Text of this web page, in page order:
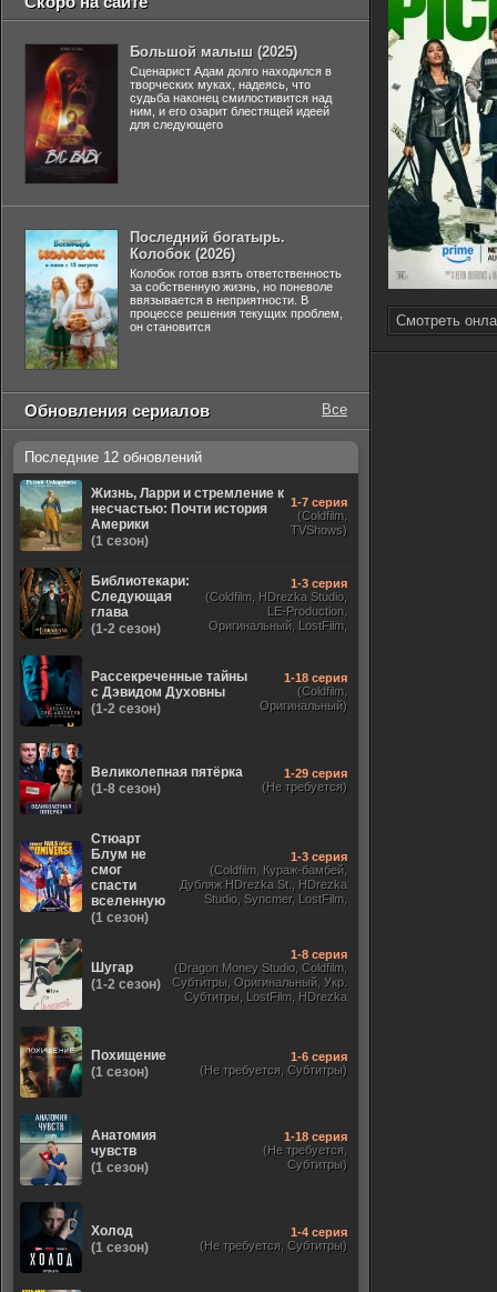
Смотреть
Большой малыш (2025)
Сценарист Адам долго находился в
творческих муках, надеясь, что
судьба наконец смилостивится над
ним, и его озарит блестящей идеей
для следующего
Последний богатырь.
Колобок (2026)
Колобок готов взять ответственность
за собственную жизнь, но поневоле
ввязывается в неприятности. В
процессе решения текущих проблем,
он становится
Обновления сериалов Все
Последние 12 обновлений
Жизнь, Ларри и стремление к
несчастью: Почти история
Америки
(1 сезон)
1-7 серия
(Coldfilm,
TVShows)
Библиотекари:
Следующая
глава
(1-2 сезон)
1-3 серия
(Coldfilm, HDrezka Studio,
LE-Production,
Оригинальный, LostFilm,
Рассекреченные тайны
с Дэвидом Духовны
(1-2 сезон)
1-18 серия
(Coldfilm,
Оригинальный)
Великолепная пятёрка
(1-8 сезон)
1-29 серия
(Не требуется)
Стюарт
Блум не
смог
спасти
вселенную
(1 сезон)
1-3 серия
(Coldfilm, Кураж-бамбей,
Дубляж HDrezka St., HDrezka
Studio, Syncmer, LostFilm,
Шугар
(1-2 сезон)
1-8 серия
(Dragon Money Studio, Coldfilm,
Субтитры, Оригинальный, Укр.
Субтитры, LostFilm, HDrezka
Похищение
(1 сезон)
1-6 серия
(Не требуется, Субтитры)
Анатомия
чувств
(1 сезон)
1-18 серия
(Не требуется,
Субтитры)
Холод
(1 сезон)
1-4 серия
(Не требуется, Субтитры)